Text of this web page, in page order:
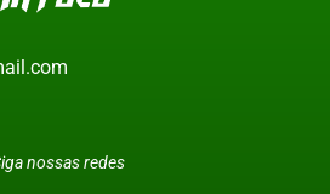
nossas redes